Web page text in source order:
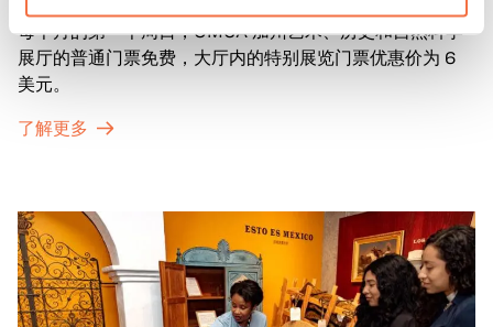
每个月的第一个周日，OMCA 加州艺术、历史和自然科学
展厅的普通门票免费，大厅内的特别展览门票优惠价为 6
美元。
了解更多